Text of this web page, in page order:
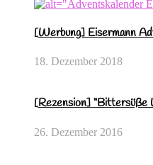
[Werbung] Eisermann
18. Dezember 2018
[Rezension] “Bittersüße
26. Dezember 2016